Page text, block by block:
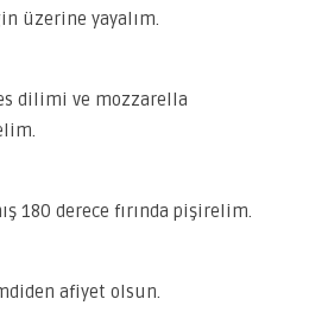
üzerine yayalım.
dilimi ve mozzarella
180 derece fırında pişirelim.
afiyet olsun.